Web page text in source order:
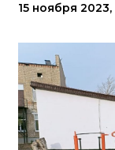
15 ноября 2023,